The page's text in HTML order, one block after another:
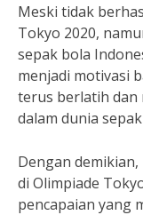
Meski tidak
Tokyo 2020,
sepak bola
menjadi motivasi
terus berlatih dan
dalam dunia
Dengan
di Olimpiade
pencapaian yang